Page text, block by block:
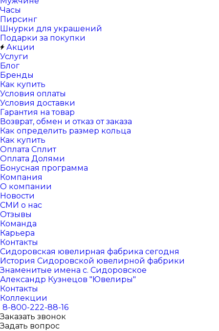
Часы
Пирсинг
Шнурки для украшений
Подарки за покупки
Акции
Услуги
Блог
Бренды
Как купить
Условия оплаты
Условия доставки
Гарантия на товар
Возврат, обмен и отказ от заказа
Как определить размер кольца
Как купить
Оплата Сплит
Оплата Долями
Бонусная программа
Компания
О компании
Новости
СМИ о нас
Отзывы
Команда
Карьера
Контакты
Сидоровская ювелирная фабрика сегодня
История Сидоровской ювелирной фабрики
Знаменитые имена с. Сидоровское
Александр Кузнецов "Ювелиры"
Контакты
Коллекции
8-800-222-88-16
Заказать звонок
Задать вопрос